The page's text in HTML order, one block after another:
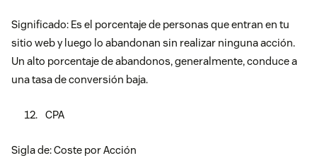
Significado: Es el porcentaje de personas que entran en tu
sitio web y luego lo abandonan sin realizar ninguna acción.
Un alto porcentaje de abandonos, generalmente, conduce a
una tasa de conversión baja.
CPA
Sigla de: Coste por Acción